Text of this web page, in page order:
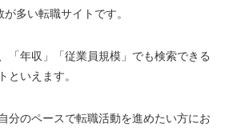
多い転職サイトです。
「年収」「従業員規模」でも検索できる
といえます。
分のペースで転職活動を進めたい方にお